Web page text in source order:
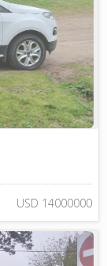
USD 14000000